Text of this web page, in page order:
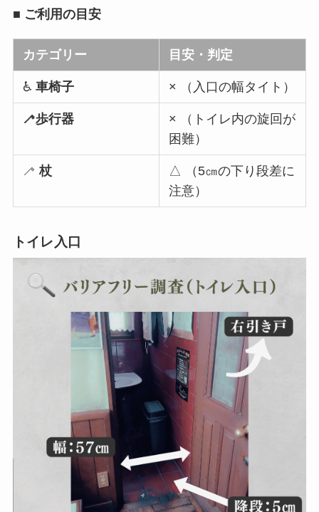
■ ご利用の目安
カテゴリー 目安・判定
♿車椅子 × （入口の幅タイト）
🦯歩行器
× （トイレ内の旋回が
困難）
🦯杖
△ （5㎝の下り段差に
注意）
トイレ入口